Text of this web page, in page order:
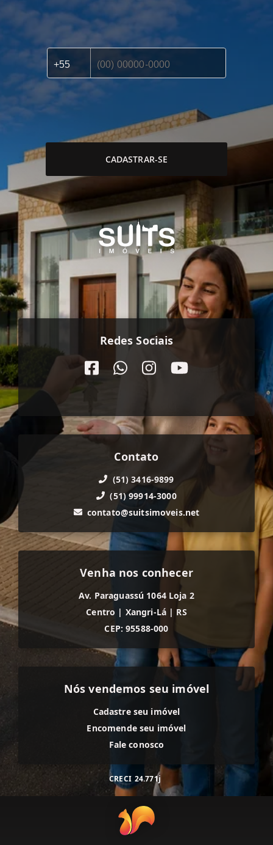
CADASTRAR-SE
Redes Sociais
Contato
(51) 3416-9899
(51) 99914-3000
contato@suitsimoveis.net
Venha nos conhecer
Av. Paraguassú 1064 Loja 2
Centro | Xangri-Lá | RS
CEP: 95588-000
Nós vendemos seu imóvel
Cadastre seu imóvel
Encomende seu imóvel
Fale conosco
CRECI 24.771j